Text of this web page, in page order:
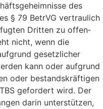
des
§ 79 BetrVG vertraulich
Dritten zu offen­
nicht, wenn die
gesetzlicher
kann oder aufgrund
oder bestandskräftigen
gefordert wird. Der
darin unterstützen,